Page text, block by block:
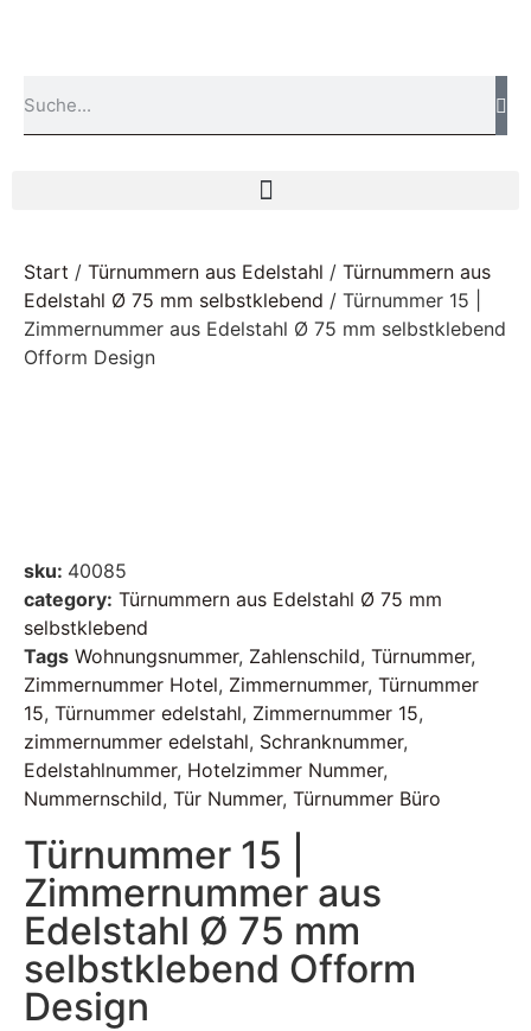
Start / Türnummern aus Edelstahl / Türnummern aus
Edelstahl Ø 75 mm selbstklebend / Türnummer 15 |
Zimmernummer aus Edelstahl Ø 75 mm selbstklebend
Ofform Design
sku: 40085
category: Türnummern aus Edelstahl Ø 75 mm
selbstklebend
Tags Wohnungsnummer, Zahlenschild, Türnummer,
Zimmernummer Hotel, Zimmernummer, Türnummer
15, Türnummer edelstahl, Zimmernummer 15,
zimmernummer edelstahl, Schranknummer,
Edelstahlnummer, Hotelzimmer Nummer,
Nummernschild, Tür Nummer, Türnummer Büro
Türnummer 15 |
Zimmernummer aus
Edelstahl Ø 75 mm
selbstklebend Ofform
Design